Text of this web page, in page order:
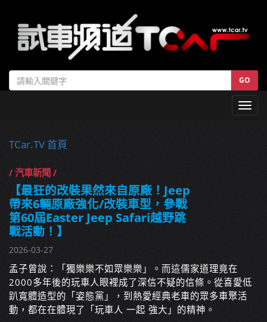
GO
TCar.TV 首頁
/ 汽車新聞 /
【最狂的改裝果然來自原廠！Jeep
帶來6輛原廠強化/改裝車型，參戰
第60屆Easter Jeep Safari越野跳
戰活動！】
2026-03-27
孟子曾說：「獨樂樂不如眾樂樂」。而這儒家道理竟在
2000多年後的玩車人眼裡成了深信不疑的信條。從喜愛低
趴寬體造型的「姿態黨」，到熱愛經典老車的眾多車聚活
動，都在在體現了「玩車人 一起 強大」的精神。